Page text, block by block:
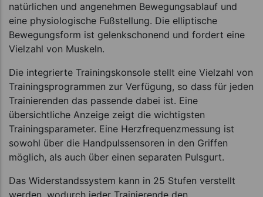
natürlichen und angenehmen Bewegungsablauf und
eine physiologische Fußstellung. Die elliptische
Bewegungsform ist gelenkschonend und fordert eine
Vielzahl von Muskeln.
Die integrierte Trainingskonsole stellt eine Vielzahl von
Trainingsprogrammen zur Verfügung, so dass für jeden
Trainierenden das passende dabei ist. Eine
übersichtliche Anzeige zeigt die wichtigsten
Trainingsparameter. Eine Herzfrequenzmessung ist
sowohl über die Handpulssensoren in den Griffen
möglich, als auch über einen separaten Pulsgurt.
Das Widerstandssystem kann in 25 Stufen verstellt
werden, wodurch jeder Trainierende den